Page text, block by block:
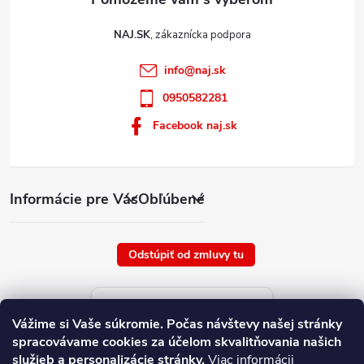
Vážime si Vaše súkromie. Počas návštevy našej stránky
spracovávame cookies za účelom skvalitňovania našich
služieb a personalizácie stránky.Viac informácii
Informácie pre VásObľúbené
NAJ.SK
info@naj.sk
0950582281
Facebook naj.sk
Odstúpiť od zmluvy tu
Aktuálne ceny tovaru
platné od : 6/8/2026